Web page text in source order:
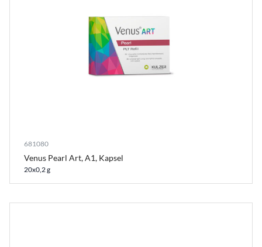
681080
Venus Pearl Art, A1, Kapsel
20x0,2 g